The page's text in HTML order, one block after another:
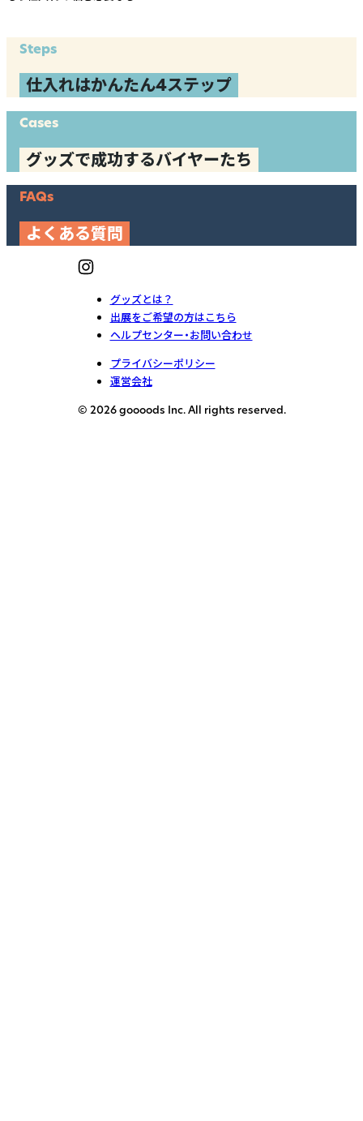
Steps
仕入れはかんたん4ステップ
Cases
グッズで成功するバイヤーたち
FAQs
よくある質問
グッズとは？
出展をご希望の方はこちら
ヘルプセンター・お問い合わせ
プライバシーポリシー
運営会社
© 2026 goooods Inc. All rights reserved.